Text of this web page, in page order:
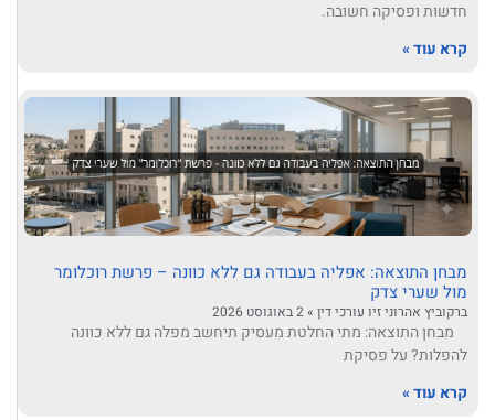
חדשות ופסיקה חשובה.
קרא עוד »
מבחן התוצאה: אפליה בעבודה גם ללא כוונה – פרשת רוכלומר
מול שערי צדק
ברקוביץ אהרוני זיו עורכי דין
מבחן התוצאה: מתי החלטת מעסיק תיחשב מפלה גם ללא כוונה
להפלות? על פסיקת
קרא עוד »